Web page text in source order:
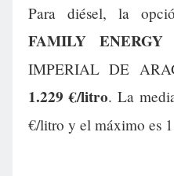
Para diésel, la
FAMILY ENERGY
IMPERIAL DE
1.229 €/litro. La
€/litro y el máximo es